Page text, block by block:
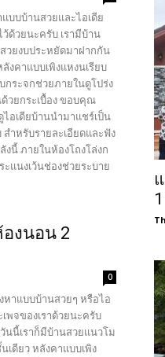
บบบ้านสวยและไอเดีย
ด้วยนะครับ เรามีบ้าน
วยงบประหยัดมาฝากกัน
งคาแบบเพิงแหงนเรียบ
ระจกช่วยภายในดูโปร่ง
วยกระเบื้อง ขอบคุณ
อเดียบ้านนำมาแชร์เป็น
ำหรับรายละเอียดและฟัง
นี้ ภายในห้องโถงโล่งก
แนงเว้นช่องช่วยระบาย
งนอน 2
0
าแบบบ้านสวยๆ หรือไอ
พจของเราด้วยนะครับ
นนี้เราก็มีบ้านสวยแนวโม
ดียว หลังคาแบบเพิง